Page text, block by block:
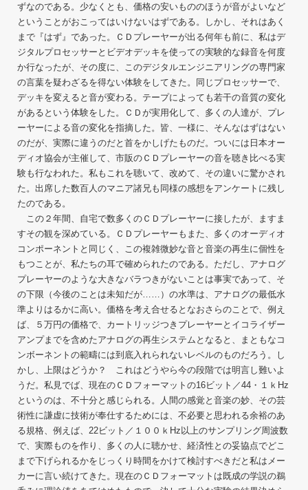
ずなのである。少なくとも、価格の安いもののほうが音がよいなど
ということがおこってはいけないはずである。しかし、それはあく
まで『はず』であった。ＣＤプレーヤーが出る何年も前に、私はデ
ジタルプロセッサーとビデオデッキを使っての実験的な録音を何度
か行なったが、その度に、このデジタルエンジニアリングの専門家
の言葉を疑わざるを得ない体験をしてきた。同じプロセッサーで、
デッキを変えると音が変わる。テープによっても若干の音質の変化
があるという体験をした。ＣＤが実用化して、多くの人達が、プレ
ーヤーによる音の変化を指摘した。皆、一様に、そんなはずはない
のだが、実際に違うのだと首をかしげたものだ。ついには日本オー
ディオ協会が主催して、市販のＣＤプレーヤーの音を聴き比べる実
験も行なわれた。私もこれを聴いて、改めて、その違いに驚かされ
た。出席した数百人のマニア諸兄も同様の感想をアンケートに残し
たのである。
この２年間、自宅で数多くのＣＤプレーヤーに接したが、ますま
すその観を深めている。ＣＤプレーヤーもまた、多くのオーディオ
コンポーネントと同じく、この複雑微妙な音と音楽の再生に個性を
もつことが、私たちの耳で確められたのである。ただし、アナログ
プレーヤーのような大きなバラつきがないことは事実であって、そ
の下限（今後のことは未知だが……）の水準は、アナログの最低水
準よりはるかに高い。価格を考え合せるとなおさらのことで、例え
ば、５万円の価格で、カートリッジつきプレーヤーとイコライザー
アンプまでを含めたアナログの再生システムとなると、まともなコ
ンボーネントの範疇には到底入れられないレベルのものだろう。し
かし、上限はどうか？ これはどうやら今の段階では明言し難いよ
うだ。私見でば、現在のＣＤフォーマットの16ビット／44・１ｋHz
というのは、不十分と感じられる。人間の感覚と音楽の妙、その芸
術性に謙虚に技術が奉仕するためには、不必要と思われる余裕のあ
る規格、例えば、22ビット／１００ｋHz以上のサンプリング周波数
で、実際ものを作り、多くの人に聴かせ、経済性との妥協点でどこ
まで下げられるかをじっくり時間をかけて検討すべきだと私はメー
カーに言い続けてきた。現在のＣＤフォーマットは既成の学説の鵜